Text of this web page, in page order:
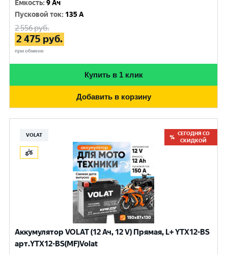
Емкость:9 Ач
Пусковой ток: 135 A
2 556руб.
2 475 руб.
при обмене
Купить в 1 клик
Добавить в корзину
VOLAT
СЕГОДНЯ СО
СКИДКОЙ
Аккумулятор VOLAT (12 Ач, 12 V) Прямая, L+ YTX12-BS
арт.YTX12-BS(MF)Volat